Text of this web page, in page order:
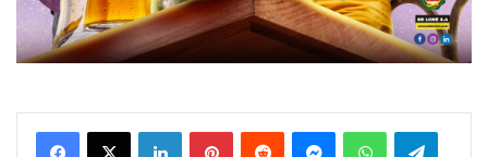
FacebookX Linkedin PinterestReddit MessengerWhatsAppTelegram